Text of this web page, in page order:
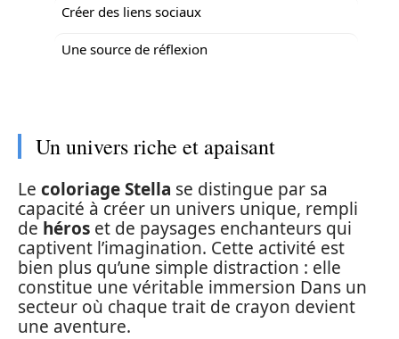
Créer des liens sociaux
Une source de réflexion
Un univers riche et apaisant
Le coloriage Stella se distingue par sa
capacité à créer un univers unique, rempli
de héros et de paysages enchanteurs qui
captivent l’imagination. Cette activité est
bien plus qu’une simple distraction : elle
constitue une véritable immersion Dans un
secteur où chaque trait de crayon devient
une aventure.